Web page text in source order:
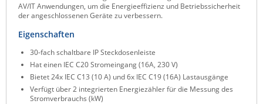
Vision
WATTECO
Westermo
Yuasa
ZPE Systems
AV/IT Anwendungen, um die Energieeffizienz und Betriebssicherheit
der angeschlossenen Geräte zu verbessern.
Eigenschaften
30-fach schaltbare IP Steckdosenleiste
Hat einen IEC C20 Stromeingang (16A, 230 V)
Bietet 24x IEC C13 (10 A) und 6x IEC C19 (16A) Lastausgänge
Verfügt über 2 integrierten Energiezähler für die Messung des
Stromverbrauchs (kW)